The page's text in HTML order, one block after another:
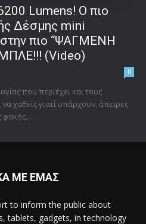
Lumens! Ο πιο
Δέσμης mini
πιο “ΨΑΓΜΕΝΗ
(Video)
0
που περιέχει και τους
χαθείς γιατί υπάρχουν, άπειρες
φακός...
ΜΕ ΕΜΑΣ
to inform the public about
tablets, gadgets, in technology